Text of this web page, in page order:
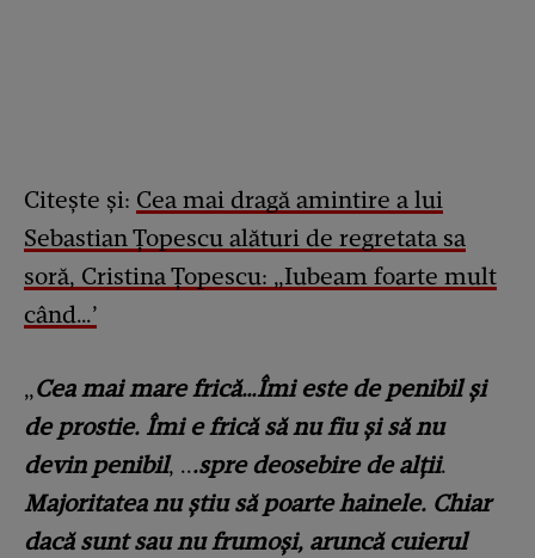
Citește și: Cea mai dragă amintire a lui
Sebastian Țopescu alături de regretata sa
soră, Cristina Țopescu: „Iubeam foarte mult
când…’
„Cea mai mare frică…Îmi este de penibil și
de prostie. Îmi e frică să nu fiu și să nu
devin penibil, ...spre deosebire de alții.
Majoritatea nu știu să poarte hainele. Chiar
dacă sunt sau nu frumoși, aruncă cuierul